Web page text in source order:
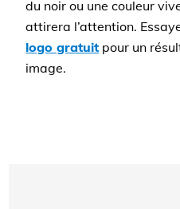
du noir ou une couleur
attirera l’attention.
logo gratuit pour un
image.